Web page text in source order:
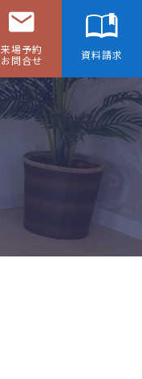
来場予約
お問合せ
資料請求
展示場へ行く